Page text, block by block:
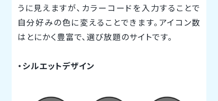
うに見えますが、カラーコードを入力することで
自分好みの色に変えることできます。アイコン数
はとにかく豊富で、選び放題のサイトです。
・シルエットデザイン